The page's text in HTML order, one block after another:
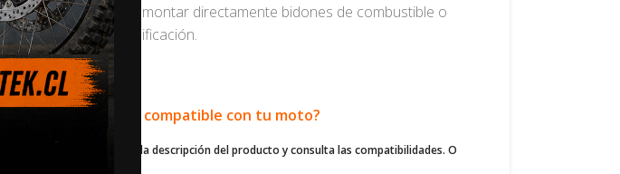
láser que te permiten montar directamente bidones de combustible o
agua sin ninguna modificación.
Peso: 3.2 Kg
🛠️ Este producto es compatible con tu moto?
Desplázate hacia abajo en la descripción del producto y consulta las compatibilidades. O